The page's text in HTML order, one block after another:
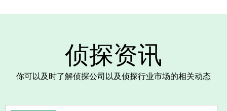
侦探资讯
你可以及时了解侦探公司以及侦探行业市场的相关动态